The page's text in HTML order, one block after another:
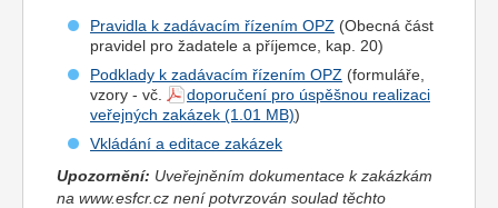
Pravidla k zadávacím řízením OPZ (Obecná část
pravidel pro žadatele a příjemce , kap. 20)
Podklady k zadávacím řízením OPZ (formuláře,
vzory - vč.
doporučení pro úspěšnou realizaci
veřejných zakázek
)
Vkládání a editace zakázek
Upozornění: Uveřejněním dokumentace k zakázkám
na www.esfcr.cz není potvrzován soulad těchto